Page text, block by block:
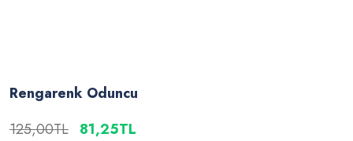
Rengarenk Oduncu
125,00TL 81,25TL